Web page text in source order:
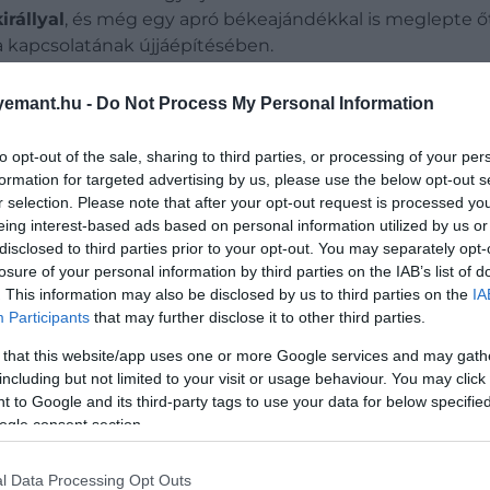
- Do Not Process My Personal Information
opt-out of the sale, sharing to third parties, or processing of your
for targeted advertising by us, please use the below opt-out
selection. Please note that after your opt-out request is processed
interest-based ads based on personal information utilized by us
to third parties prior to your opt-out. You may separately
of your personal information by third parties on the IAB’s list of
This information may also be disclosed by us to third parties on the
Participants that may further disclose it to other third parties.
that this website/app uses one or more Google services and may
but not limited to your visit or usage behaviour. You may
to Google and its third-party tags to use your data for below
consent section.
Data Processing Opt Outs
, és még egy apró békeajándékkal is meglepte
kapcsolatának újjáépítésében.
édesanyja, Katalin hercegné
olyannyira, hogy Harry például fontolgatja
ezt a lépését a királyi család is ösztönzi,